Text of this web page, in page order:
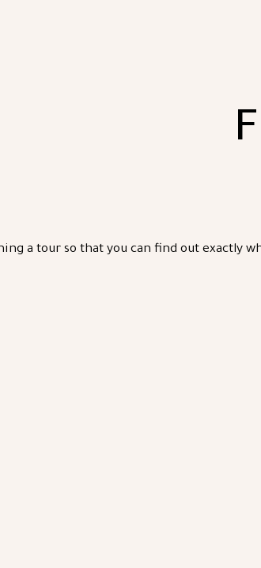
a tour so that you can find out exactly